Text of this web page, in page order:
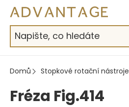
Přejít
obsah
Domů Stopkové rotační nástroje
Fréza Fig.414